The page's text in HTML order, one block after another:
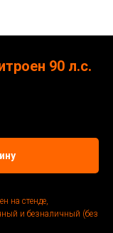
90 л.с.
на стенде,
и безналичный (без